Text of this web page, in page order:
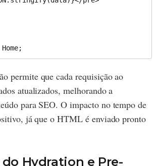
permite que cada requisição ao
atualizados, melhorando a
para SEO. O impacto no tempo de
já que o HTML é enviado pronto
Hydration e Pre-